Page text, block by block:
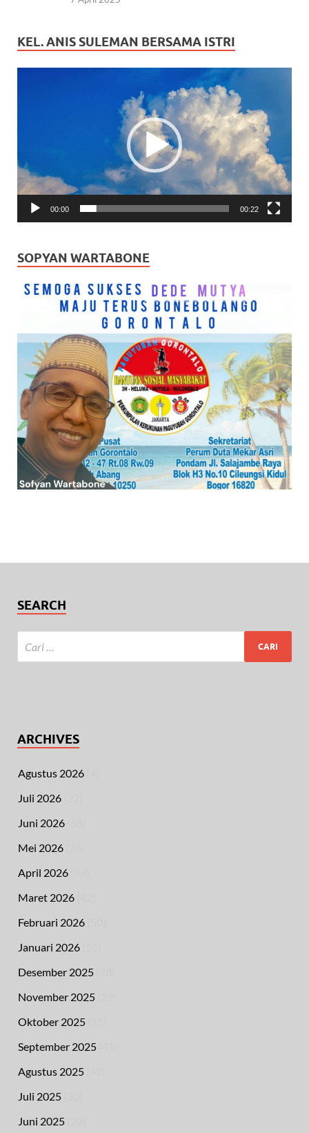
KEL. ANIS SULEMAN BERSAMA ISTRI
00:00 00:22
SOPYAN WARTABONE
SEARCH
ARCHIVES
Agustus 2026
Juli 2026
Juni 2026
Mei 2026
April 2026
Maret 2026
Februari 2026
Januari 2026
Desember 2025
November 2025
Oktober 2025
September 2025
Agustus 2025
Juli 2025
Juni 2025